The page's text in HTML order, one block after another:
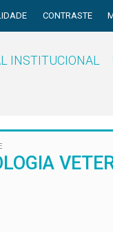
CONTRASTE
INSTITUCIONAL